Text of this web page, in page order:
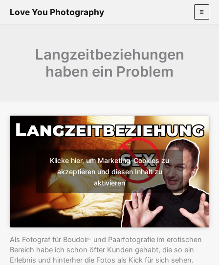
Inhalt
springen
Love You Photography
Langzeitbeziehungen
haben ein Problem
Klicke hier, um Marketing-Cookies zu
akzeptieren und diesen Inhalt zu
aktivieren
Als Fotograf für Boudoir- und Paarfotografie im erotischen
Bereich habe ich schon öfter Kunden gehabt, die so ein
Erlebnis und hinterher die Fotos als Kick für sich sehen.